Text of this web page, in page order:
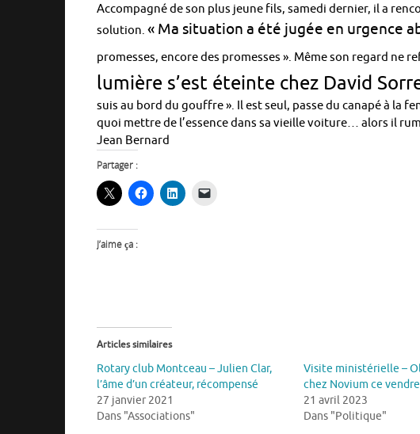
Accompagné de son plus jeune fils, samedi dernier, il a
solution. « Ma situation a été jugée en urgence
promesses, encore des promesses ». Même son regard ne
lumière s’est éteinte chez David
suis au bord du gouffre ». Il est seul, passe du canapé à la
quoi mettre de l’essence dans sa vieille voiture… alors il
Jean Bernard
Partager :
J’aime ça :
Articles similaires
Rotary club Montceau – Julien Clar,
l’âme d’un créateur, récompensé
27 janvier 2021
Dans "Associations"
Visite ministérielle –
chez Novium ce
21 avril 2023
Dans "Politique"